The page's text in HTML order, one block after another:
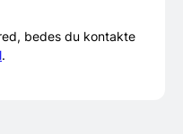
bedes du kontakte
.